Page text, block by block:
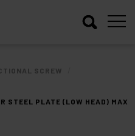
SCREW
STEEL PLATE (LOW HEAD) MAX